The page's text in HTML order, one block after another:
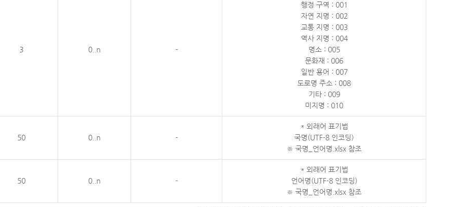
3 0..n -
행정 구역 : 001
자연 지명 : 002
교통 지명 : 003
역사 지명 : 004
명소 : 005
문화재 : 006
일반 용어 : 007
도로명 주소 : 008
기타 : 009
미지명 : 010
50 0..n -
* 외래어 표기법
국명(UTF-8 인코딩)
※ 국명_언어명.xlsx 참조
50 0..n -
* 외래어 표기법
언어명(UTF-8 인코딩)
※ 국명_언어명.xlsx 참조